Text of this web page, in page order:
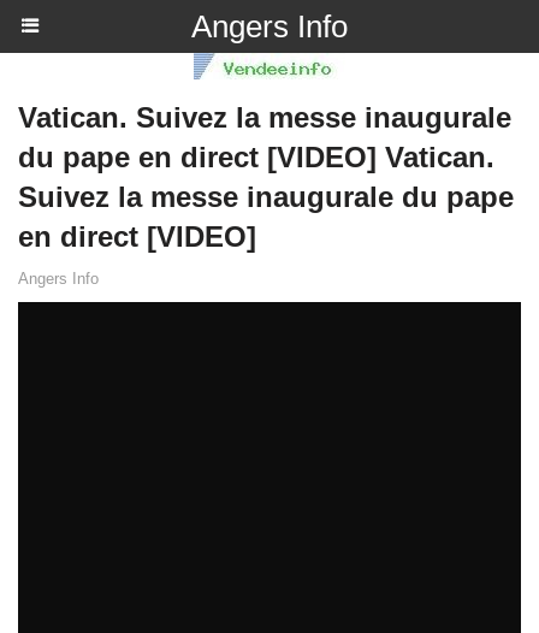
Angers Info
Vatican. Suivez la messe inaugurale
du pape en direct [VIDEO] Vatican.
Suivez la messe inaugurale du pape
en direct [VIDEO]
Angers Info